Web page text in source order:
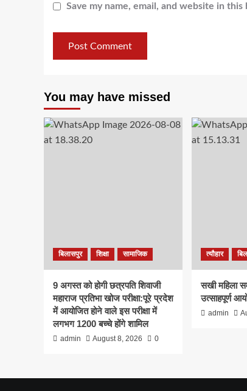
Save my name, email, and website in
You may have missed
बिलासपुर शिक्षा सामाजिक
9 अगस्त को होगी छत्रपति शिवाजी
महाराज प्रतिभा खोज परीक्षा:पूरे प्रदेश
में आयोजित होने वाले इस परीक्षा में
लगभग 1200 बच्चे होंगे शामिल
admin August 8, 2026 0
त्यौहार
सखी महिला
उत्साहपूर्ण
admin